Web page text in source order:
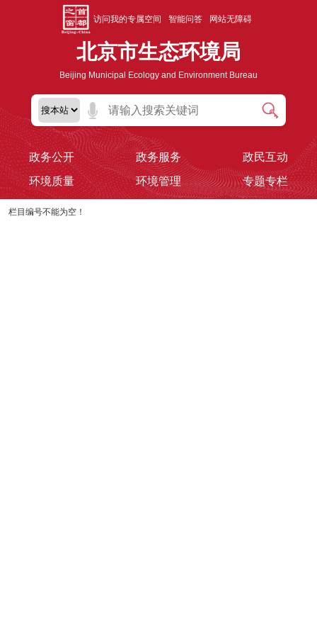
访问我的专属空间 智能问答 网站无障碍
北京市生态环境局
Beijing Municipal Ecology and Environment Bureau
政务公开 政务服务
政民互动
环境质量
环境管理 专题专栏
栏目编号不能为空！